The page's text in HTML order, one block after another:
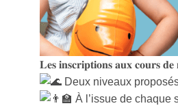
𝐋𝐞𝐬 𝐢𝐧𝐬𝐜𝐫𝐢𝐩𝐭𝐢𝐨𝐧𝐬 𝐚𝐮𝐱 𝐜𝐨𝐮𝐫𝐬 𝐝𝐞
Deux niveaux
À l’issue de chaque